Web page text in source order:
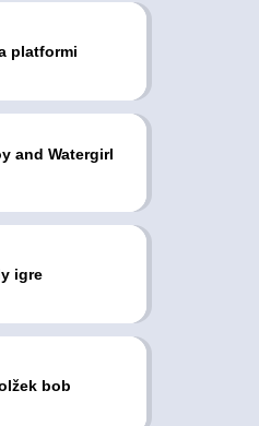
platformi
and Watergirl
igre
bob